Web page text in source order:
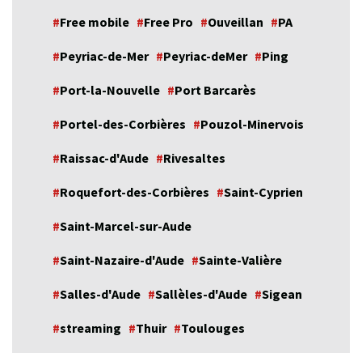
Free mobile Free Pro Ouveillan PA
Peyriac-de-Mer Peyriac-deMer Ping
Port-la-Nouvelle Port Barcarès
Portel-des-Corbières Pouzol-Minervois
Raissac-d'Aude Rivesaltes
Roquefort-des-Corbières Saint-Cyprien
Saint-Marcel-sur-Aude
Saint-Nazaire-d'Aude Sainte-Valière
Salles-d'Aude Sallèles-d'Aude Sigean
streaming Thuir Toulouges